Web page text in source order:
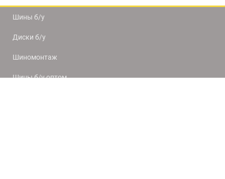
Шины б/у
Диски б/у
Шиномонтаж
Шины б/у оптом